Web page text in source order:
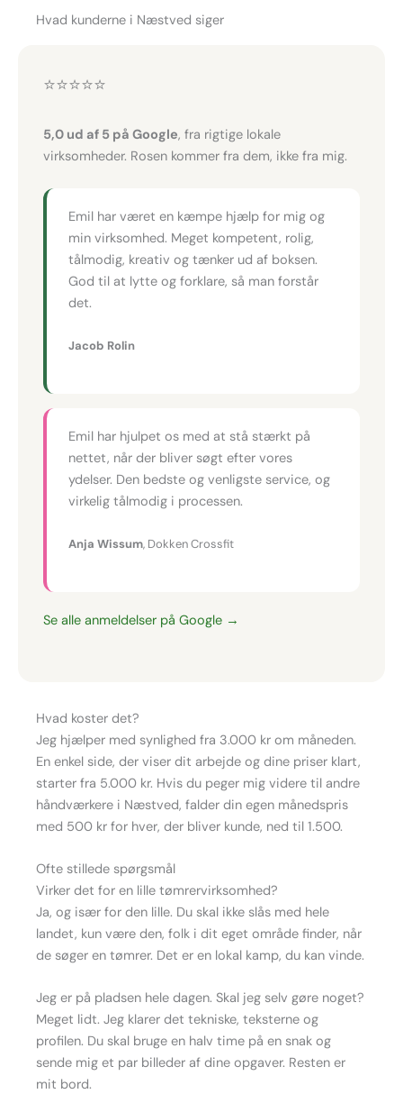
Hvad kunderne i Næstved siger
⭐⭐⭐⭐⭐
5,0 ud af 5 på Google, fra rigtige lokale
virksomheder. Rosen kommer fra dem, ikke fra mig.
Emil har været en kæmpe hjælp for mig og
min virksomhed. Meget kompetent, rolig,
tålmodig, kreativ og tænker ud af boksen.
God til at lytte og forklare, så man forstår
det.
Jacob Rolin
Emil har hjulpet os med at stå stærkt på
nettet, når der bliver søgt efter vores
ydelser. Den bedste og venligste service, og
virkelig tålmodig i processen.
Anja Wissum, Dokken Crossfit
Se alle anmeldelser på Google →
Hvad koster det?
Jeg hjælper med synlighed fra 3.000 kr om måneden.
En enkel side, der viser dit arbejde og dine priser klart,
starter fra 5.000 kr. Hvis du peger mig videre til andre
håndværkere i Næstved, falder din egen månedspris
med 500 kr for hver, der bliver kunde, ned til 1.500.
Ofte stillede spørgsmål
Virker det for en lille tømrervirksomhed?
Ja, og især for den lille. Du skal ikke slås med hele
landet, kun være den, folk i dit eget område finder, når
de søger en tømrer. Det er en lokal kamp, du kan vinde.
Jeg er på pladsen hele dagen. Skal jeg selv gøre noget?
Meget lidt. Jeg klarer det tekniske, teksterne og
profilen. Du skal bruge en halv time på en snak og
sende mig et par billeder af dine opgaver. Resten er
mit bord.